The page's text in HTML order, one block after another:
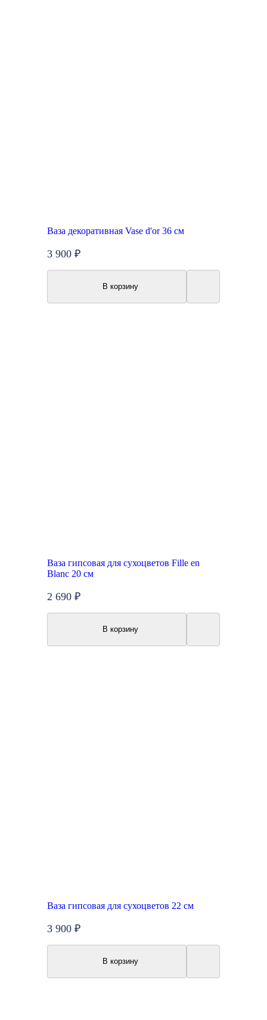
Ваза декоративная Vase d'or 36 см
3 900 ₽
В корзину
Ваза гипсовая для сухоцветов Fille en
Blanc 20 см
2 690 ₽
В корзину
Ваза гипсовая для сухоцветов 22 см
3 900 ₽
В корзину